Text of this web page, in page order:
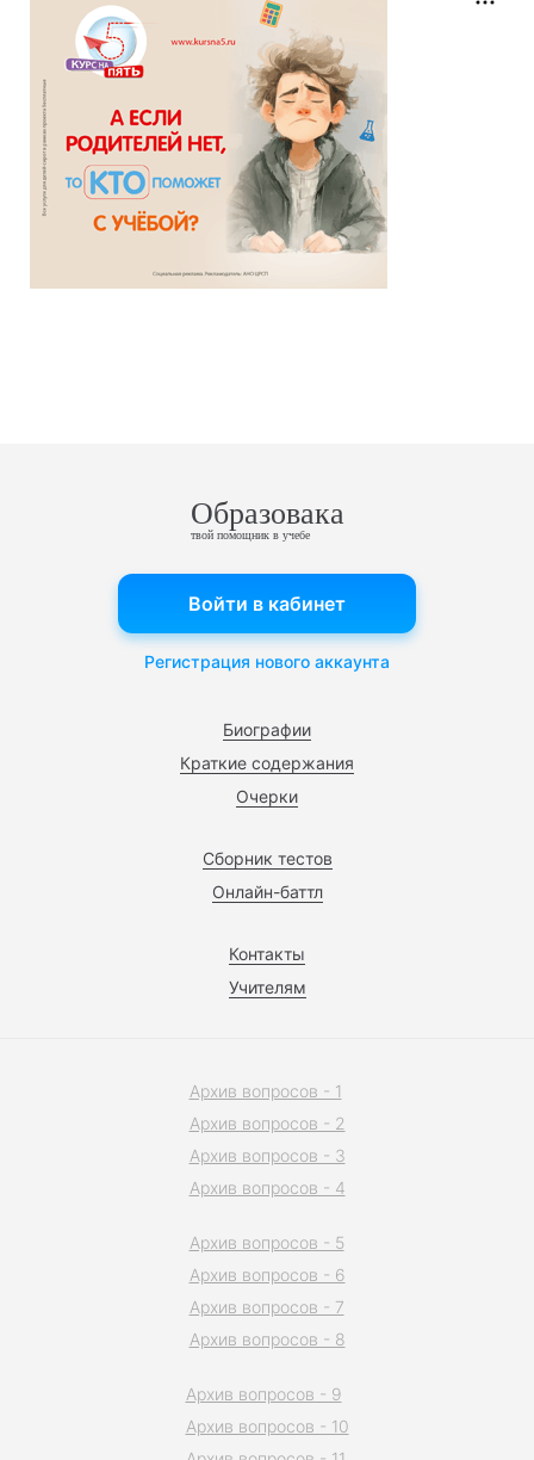
Образовака
твой помощник в учебе
Биографии
Краткие содержания
Очерки
Сборник тестов
Онлайн-баттл
Контакты
Учителям
Войти в кабинет
Регистрация нового аккаунта
Архив вопросов - 1
Архив вопросов - 2
Архив вопросов - 3
Архив вопросов - 4
Архив вопросов - 5
Архив вопросов - 6
Архив вопросов - 7
Архив вопросов - 8
Архив вопросов - 9
Архив вопросов - 10